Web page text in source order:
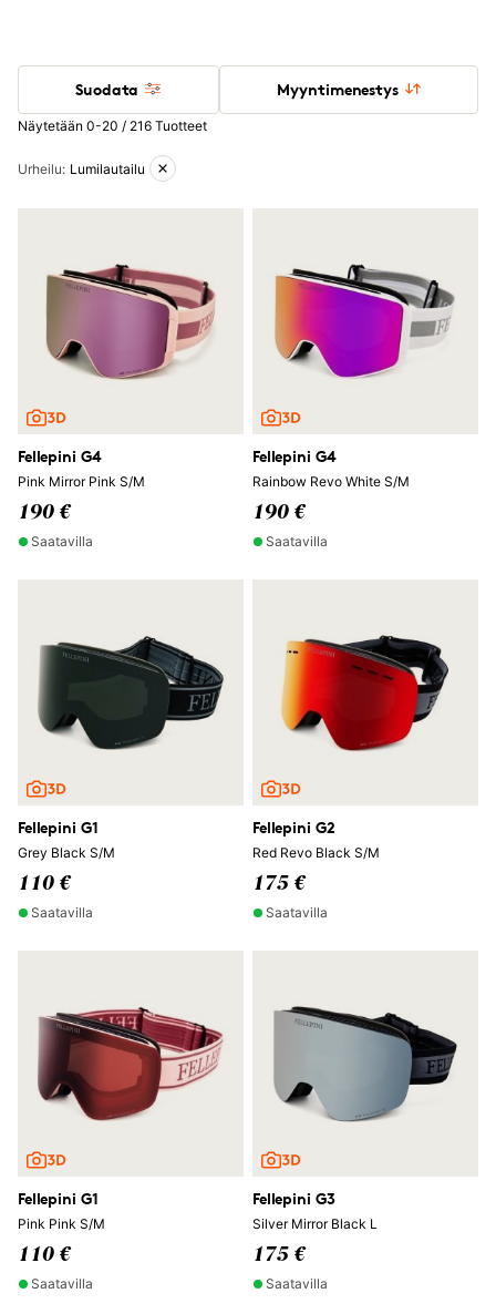
Suodata Myyntimenestys
Näytetään 0-20 / 216 Tuotteet
Aktiiviset suodattimet
Urheilu: Lumilautailu
Fellepini G4
Pink Mirror Pink S/M
190 €
Saatavilla
Fellepini G4
Rainbow Revo White S/M
190 €
Saatavilla
Fellepini G1
Grey Black S/M
110 €
Saatavilla
Fellepini G2
Red Revo Black S/M
175 €
Saatavilla
Fellepini G1
Pink Pink S/M
110 €
Saatavilla
Fellepini G3
Silver Mirror Black L
175 €
Saatavilla